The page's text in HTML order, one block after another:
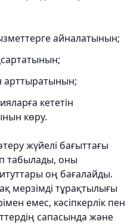
айналатынын;
арттыратынын;
кететін
көру.
жүйелі бағыттағы
табылады, оны
оң бағалайды.
мерзімді тұрақтылығы
емес, кәсіпкерлік пен
сапасында және